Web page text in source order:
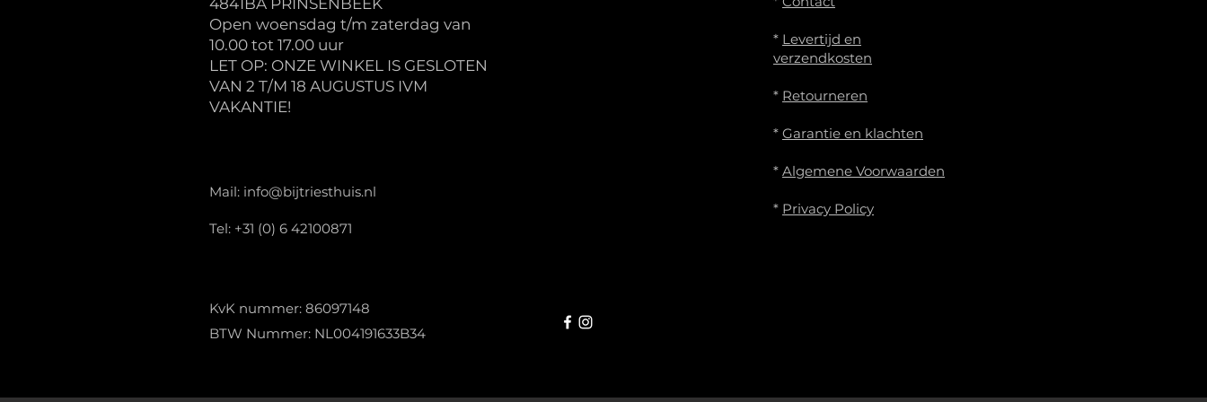
Open woensdag t/m zaterdag van
10.00 tot 17.00 uur
LET OP: ONZE WINKEL IS GESLOTEN
VAN 2 T/M 18 AUGUSTUS IVM
VAKANTIE!
Mail: info@bijtriesthuis.nl
Tel: +31 (0) 6 42100871
* Levertijd en
verzendkosten
* Retourneren
* Garantie en klachten
* Algemene Voorwaarden
* Privacy Policy
KvK nummer: 86097148
BTW Nummer: NL004191633B34